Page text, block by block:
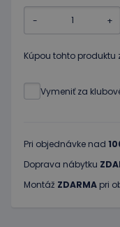
- +
Kúpou tohto produktu
Vymeniť za
Pri objednávke nad
Doprava nábytku
Montáž ZDARMA pri